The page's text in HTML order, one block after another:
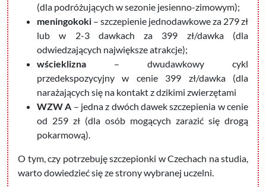
(dla podróżujących w sezonie jesienno-zimowym);
meningokoki – szczepienie jednodawkowe za 279 zł
lub w 2-3 dawkach za 399 zł/dawka (dla
odwiedzających największe atrakcje);
wścieklizna – dwudawkowy cykl
przedekspozycyjny w cenie 399 zł/dawka (dla
narażających się na kontakt z dzikimi zwierzętami
WZW A – jedna z dwóch dawek szczepienia w cenie
od 259 zł (dla osób mogących zarazić się drogą
pokarmową).
O tym, czy potrzebuję szczepionki w Czechach na studia,
warto dowiedzieć się ze strony wybranej uczelni.